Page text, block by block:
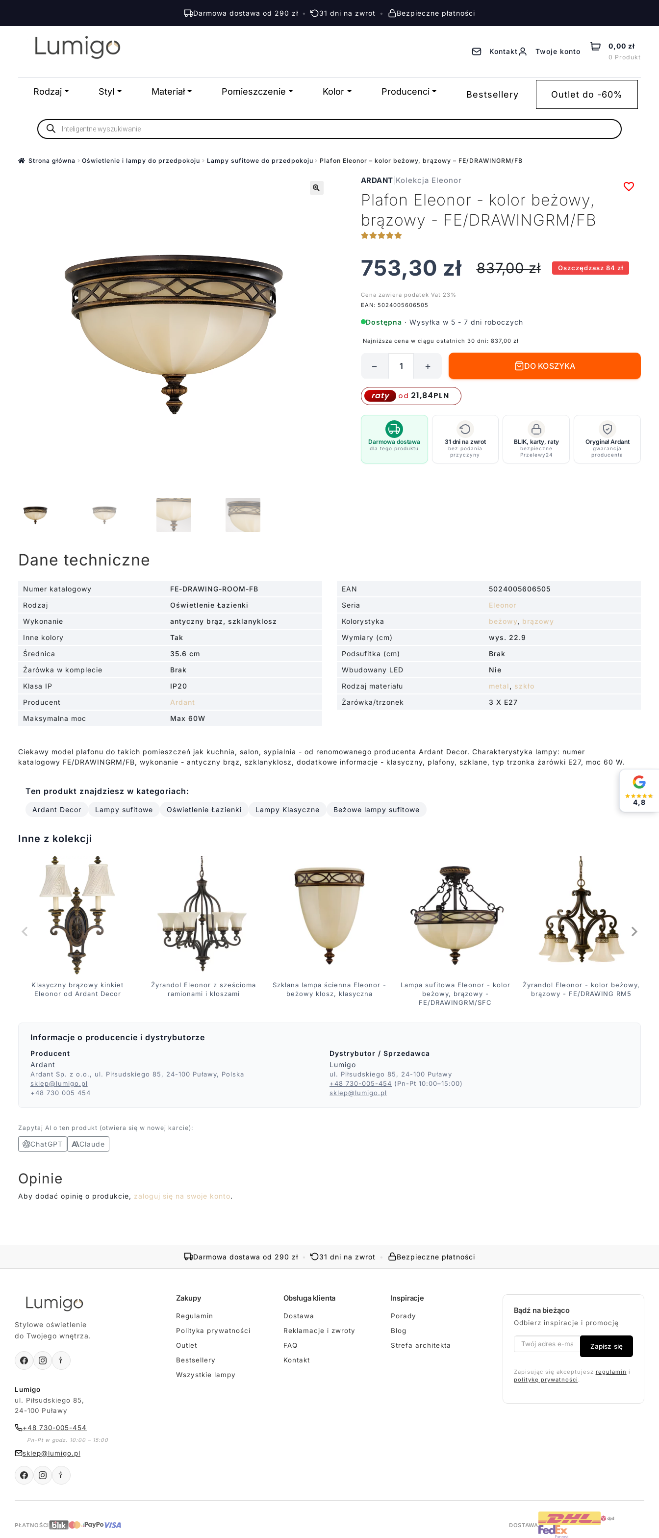
Darmowa dostawa od 290 zł • 31 dni na zwrot • Bezpieczne płatności
Przejdź
nawigacji
Przejdź
treści
Kontakt Twoje konto
Rodzaj Styl Materiał Pomieszczenie Kolor Producenci Bestsellery Outlet do -60%
0,00 zł
0 Produkt
Wyszukiwarka
produktów
Strona główna Oświetlenie i lampy do przedpokoju Lampy sufitowe do przedpokoju Plafon Eleonor – kolor beżowy, brązowy – FE/DRAWINGRM/FB
ARDANT Kolekcja Eleonor
Plafon Eleonor - kolor beżowy,
brązowy - FE/DRAWINGRM/FB
753,30 zł 837,00zł Oszczędzasz 84 zł
Cena zawiera podatek Vat 23%
EAN: 5024005606505
Dostępna · Wysyłka w 5 - 7 dni roboczych
Najniższa cena w ciągu ostatnich 30 dni: 837,00 zł
Eleonor
-
kolor
beżowy,
brązowy
FE/DRAWINGRM/FB
− + DO KOSZYKA
raty od 21,84PLN
Darmowa dostawa
dla tego produktu
31 dni na zwrot
bez podania
przyczyny
BLIK, karty, raty
bezpieczne
Przelewy24
Oryginał Ardant
gwarancja
producenta
Dane techniczne
Numer katalogowy FE-DRAWING-ROOM-FB EAN
5024005606505
Rodzaj
Oświetlenie Łazienki Seria
Eleonor
Wykonanie
antyczny brąz, szklanyklosz Kolorystyka beżowy, brązowy
Inne kolory
Tak Wymiary (cm)
wys. 22.9
Średnica
35.6 cm Podsufitka (cm)
Brak
Żarówka w komplecie
Brak Wbudowany LED
Nie
Klasa IP
IP20 Rodzaj materiału metal , szkło
Producent
Ardant Żarówka/trzonek
3 X E27
Maksymalna moc
Max 60W
Ciekawy model plafonu do takich pomieszczeń jak kuchnia, salon, sypialnia - od renomowanego producenta Ardant Decor. Charakterystyka lampy: numer
katalogowy FE/DRAWINGRM/FB, wykonanie - antyczny brąz, szklanyklosz, dodatkowe informacje - klasyczny, plafony, szklane, typ trzonka żarówki E27, moc 60 W.
Ten produkt znajdziesz w kategoriach:
Ardant Decor Lampy sufitowe Oświetlenie Łazienki Lampy Klasyczne Beżowe lampy sufitowe
Inne z kolekcji
Klasyczny brązowy kinkiet
Eleonor od Ardant Decor
Żyrandol Eleonor z sześcioma
ramionami i kloszami
Szklana lampa ścienna Eleonor -
beżowy klosz, klasyczna
Lampa sufitowa Eleonor - kolor
beżowy, brązowy -
FE/DRAWINGRM/SFC
Żyrandol Eleonor - kolor beżowy,
brązowy - FE/DRAWING RM5
Informacje o producencie i dystrybutorze
Producent
Ardant
Ardant Sp. z o.o., ul. Piłsudskiego 85, 24-100 Puławy, Polska
sklep@lumigo.pl
+48 730 005 454
Dystrybutor / Sprzedawca
Lumigo
ul. Piłsudskiego 85, 24-100 Puławy
+48 730-005-454 (Pn-Pt 10:00–15:00)
sklep@lumigo.pl
Zapytaj AI o ten produkt (otwiera się w nowej karcie):
ChatGPT Claude
Opinie
Aby dodać opinię o produkcie, zaloguj się na swoje konto.
Darmowa dostawa od 290 zł • 31 dni na zwrot • Bezpieczne płatności
Stylowe oświetlenie
do Twojego wnętrza.
Lumigo
ul. Piłsudskiego 85,
24-100 Puławy
+48 730-005-454
Pn-Pt w godz. 10:00 – 15:00
sklep@lumigo.pl
Zakupy
Regulamin
Polityka prywatności
Outlet
Bestsellery
Wszystkie lampy
Obsługa klienta
Dostawa
Reklamacje i zwroty
FAQ
Kontakt
Inspiracje
Porady
Blog
Strefa architekta
Bądź na bieżąco
Odbierz inspiracje i promocję
Zapisz się
Zapisując się akceptujesz regulamin i
politykę prywatności .
PŁATNOŚCI DOSTAWA
4,8